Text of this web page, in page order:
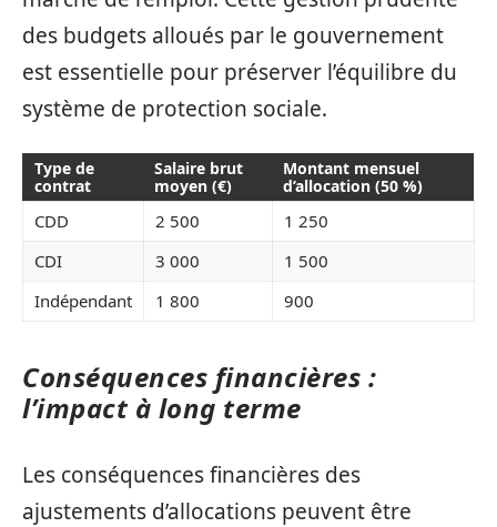
des budgets alloués par le gouvernement
est essentielle pour préserver l’équilibre du
système de protection sociale.
Type de
contrat
Salaire brut
moyen (€)
Montant mensuel
d’allocation (50 %)
CDD 2 500
1 250
CDI
3 000
1 500
Indépendant
1 800 900
Conséquences financières :
l’impact à long terme
Les conséquences financières des
ajustements d’allocations peuvent être